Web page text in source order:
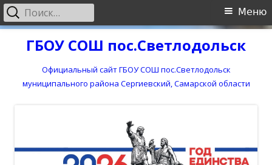
содержимому
ГБОУ СОШ пос.Светлодольск
Официальный сайт ГБОУ СОШ пос.Светлодольск
муниципального района Сергиевский, Самарской области
Основное
меню
Меню
Найти: